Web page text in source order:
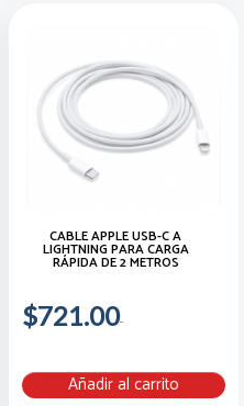
CABLE APPLE USB-C A
LIGHTNING PARA CARGA
RÁPIDA DE 2 METROS
$721.00
Añadir al carrito